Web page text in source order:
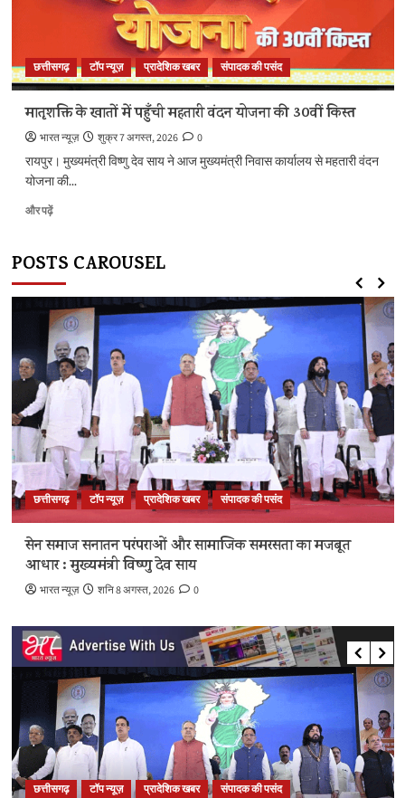
बारे
में
पढ़ें
छत्तीसगढ़ टॉप न्यूज़ प्रादेशिक खबर संपादक की पसंद
मातृशक्ति के खातों में पहुँची महतारी वंदन योजना की 30वीं किस्त
भारत न्यूज़ शुक्र 7 अगस्त, 2026
0
रायपुर। मुख्यमंत्री विष्णु देव साय ने आज मुख्यमंत्री निवास कार्यालय से महतारी वंदन
योजना की...
और पढ़ेंमातृशक्ति
में
वंदन
योजना
की
30वीं
किस्त
के
और
पढ़ें
POSTS CAROUSEL
छत्तीसगढ़ टॉप न्यूज़ प्रादेशिक खबर संपादक की पसंद
सेन समाज सनातन परंपराओं और सामाजिक समरसता का मजबूत
आधार : मुख्यमंत्री विष्णु देव साय
भारत न्यूज़ शनि 8 अगस्त, 2026 0
छत्तीसगढ़ टॉप न्यूज़ प्रादेशिक खबर संपादक की पसंद